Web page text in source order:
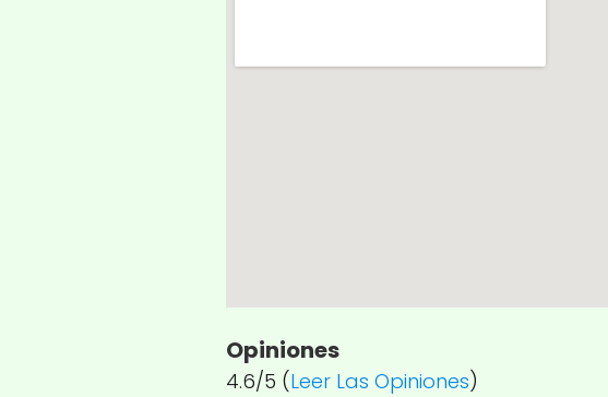
Opiniones
4.6/5 (Leer Las Opiniones)